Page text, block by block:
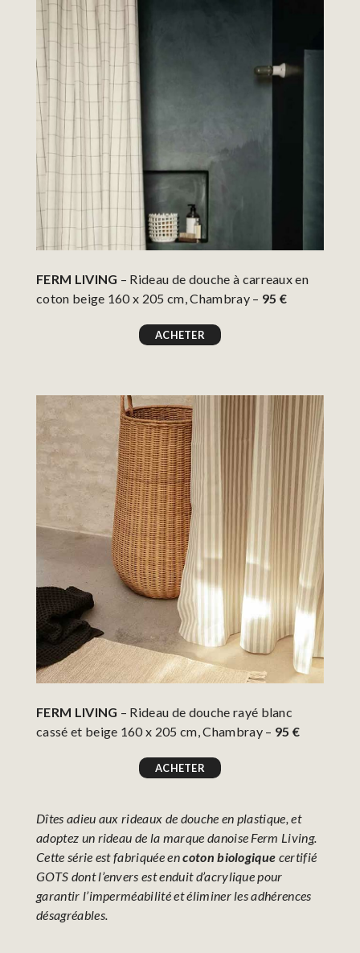
FERM LIVING – Rideau de douche à carreaux en
coton beige 160 x 205 cm, Chambray – 95 €
ACHETER
FERM LIVING – Rideau de douche rayé blanc
cassé et beige 160 x 205 cm, Chambray – 95 €
ACHETER
Dîtes adieu aux rideaux de douche en plastique, et
adoptez un rideau de la marque danoise Ferm Living.
Cette série est fabriquée encoton biologique certifié
GOTS dont l’envers est enduit d’acrylique pour
garantir l’imperméabilité et éliminer les adhérences
désagréables.